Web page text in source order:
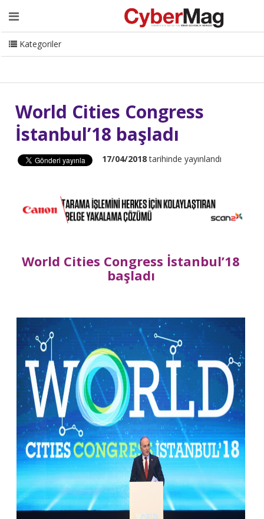
Ana Sayfa Dergi Editörden
Yazarlar
Danışmanlık
ISC Turkey Sizden Gelenler
İletişim
CyberMag Logo
Kategoriler
World Cities Congress
İstanbul’18 başladı
17/04/2018tarihinde yayınlandı
World Cities Congress İstanbul’18
başladı